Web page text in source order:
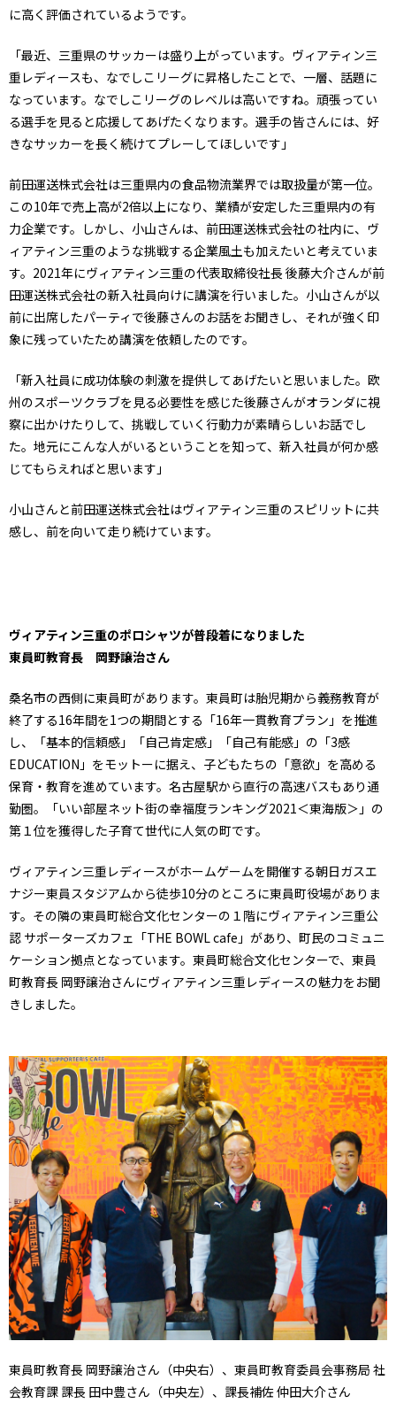
に高く評価されているようです。
「最近、三重県のサッカーは盛り上がっています。ヴィアティン三
重レディースも、なでしこリーグに昇格したことで、一層、話題に
なっています。なでしこリーグのレベルは高いですね。頑張ってい
る選手を見ると応援してあげたくなります。選手の皆さんには、好
きなサッカーを長く続けてプレーしてほしいです」
前田運送株式会社は三重県内の食品物流業界では取扱量が第一位。
この10年で売上高が2倍以上になり、業績が安定した三重県内の有
力企業です。しかし、小山さんは、前田運送株式会社の社内に、ヴ
ィアティン三重のような挑戦する企業風土も加えたいと考えていま
す。2021年にヴィアティン三重の代表取締役社長 後藤大介さんが前
田運送株式会社の新入社員向けに講演を行いました。小山さんが以
前に出席したパーティで後藤さんのお話をお聞きし、それが強く印
象に残っていたため講演を依頼したのです。
「新入社員に成功体験の刺激を提供してあげたいと思いました。欧
州のスポーツクラブを見る必要性を感じた後藤さんがオランダに視
察に出かけたりして、挑戦していく行動力が素晴らしいお話でし
た。地元にこんな人がいるということを知って、新入社員が何か感
じてもらえればと思います」
小山さんと前田運送株式会社はヴィアティン三重のスピリットに共
感し、前を向いて走り続けています。
ヴィアティン三重のポロシャツが普段着になりました
東員町教育長 岡野譲治さん
桑名市の西側に東員町があります。東員町は胎児期から義務教育が
終了する16年間を1つの期間とする「16年一貫教育プラン」を推進
し、「基本的信頼感」「自己肯定感」「自己有能感」の「3感
EDUCATION」をモットーに据え、子どもたちの「意欲」を高める
保育・教育を進めています。名古屋駅から直行の高速バスもあり通
勤圏。「いい部屋ネット街の幸福度ランキング2021＜東海版＞」の
第１位を獲得した子育て世代に人気の町です。
ヴィアティン三重レディースがホームゲームを開催する朝日ガスエ
ナジー東員スタジアムから徒歩10分のところに東員町役場がありま
す。その隣の東員町総合文化センターの１階にヴィアティン三重公
認 サポーターズカフェ「THE BOWL cafe」があり、町民のコミュニ
ケーション拠点となっています。東員町総合文化センターで、東員
町教育長 岡野譲治さんにヴィアティン三重レディースの魅力をお聞
きしました。
東員町教育長 岡野譲治さん（中央右）、東員町教育委員会事務局 社
会教育課 課長 田中豊さん（中央左）、課長補佐 仲田大介さん